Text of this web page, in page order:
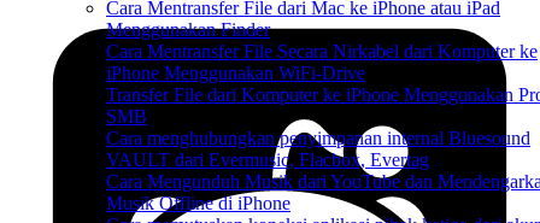
Cara Mentransfer File dari Mac ke iPhone atau iPad
Menggunakan Finder
Cara Mentransfer File Secara Nirkabel dari Komputer ke
iPhone Menggunakan WiFi-Drive
Transfer File dari Komputer ke iPhone Menggunakan
SMB
Cara menghubungkan penyimpanan internal Bluesound
VAULT dari Evermusic, Flacbox, Evertag
Cara Mengunduh Musik dari YouTube dan
Musik Offline di iPhone